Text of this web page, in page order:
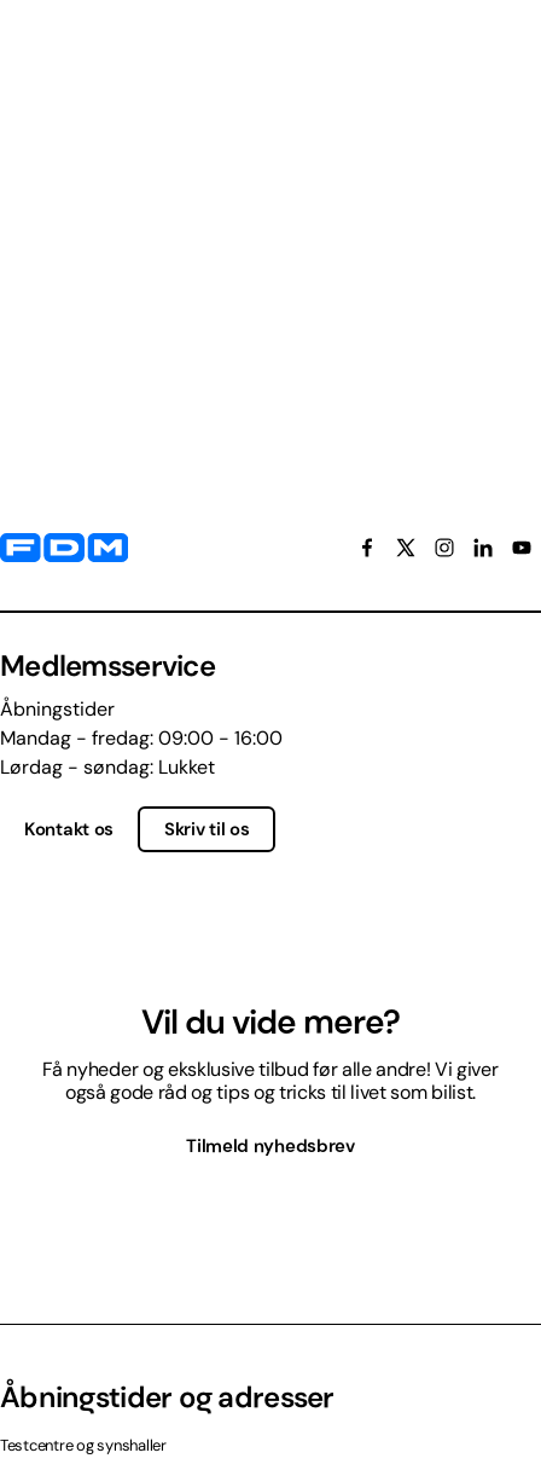
Yderligere information og kontaktoplysninger
Medlemsservice
Åbningstider
Mandag - fredag: 09:00 - 16:00
Lørdag - søndag: Lukket
Kontakt os Skriv til os
Vil du vide mere?
Få nyheder og eksklusive tilbud før alle andre! Vi giver
også gode råd og tips og tricks til livet som bilist.
Tilmeld nyhedsbrev
Åbningstider og adresser
Testcentre og synshaller